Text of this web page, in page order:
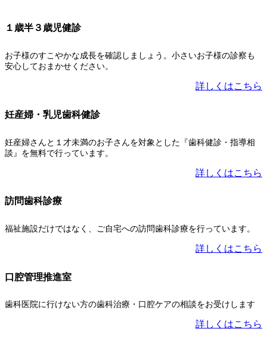
１歳半３歳児健診
お子様のすこやかな成長を確認しましょう。小さいお子様の診察も
安心しておまかせください。
詳しくはこちら
妊産婦・乳児歯科健診
妊産婦さんと１才未満のお子さんを対象とした『歯科健診・指導相
談』を無料で行っています。
詳しくはこちら
訪問歯科診療
福祉施設だけではなく、ご自宅への訪問歯科診療を行っています。
詳しくはこちら
口腔管理推進室
歯科医院に行けない方の歯科治療・口腔ケアの相談をお受けします
詳しくはこちら